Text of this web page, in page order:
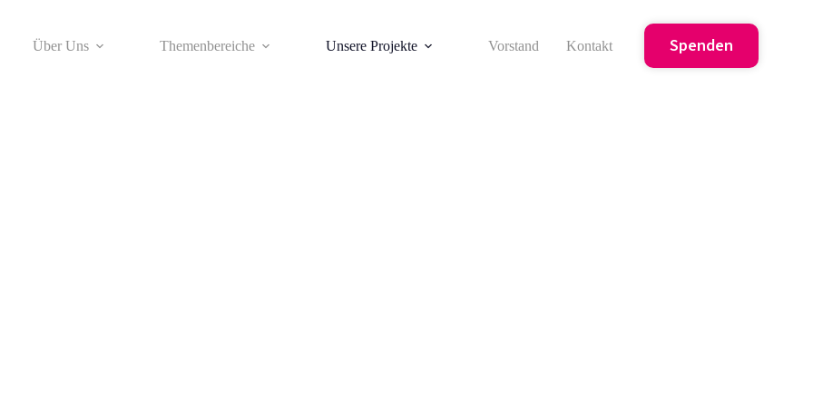
Über Uns Themenbereiche Unsere Projekte Vorstand Kontakt Spenden